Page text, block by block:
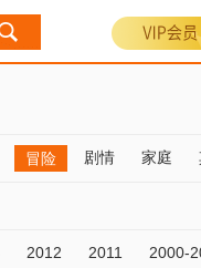
冒险 剧情 家庭
2012 2011 2000-